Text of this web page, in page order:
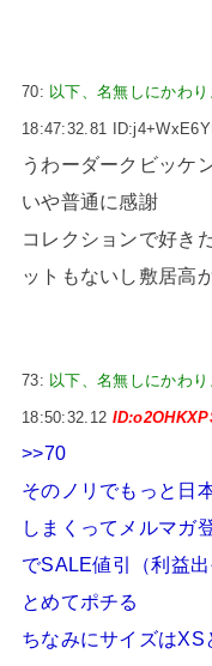
70: 以下、名無しにかわ
18:47:32.81
うわーダークビッケ
いや普通に感謝
コレクションで好き
ットもないし敷居高
73: 以下、名無しにかわ
18:50:32.12
>>70
そのノリでもっと日
しまくってメルマガ
でSALE値引（利益
とめてポチる
ちなみにサイズはXS